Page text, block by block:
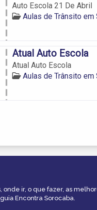
Auto Escola 21 De Abril
Aulas de Trânsito em
Atual Auto Escola
Atual Auto Escola
Aulas de Trânsito em
onde ir, o que fazer, as
Encontra Sorocaba.